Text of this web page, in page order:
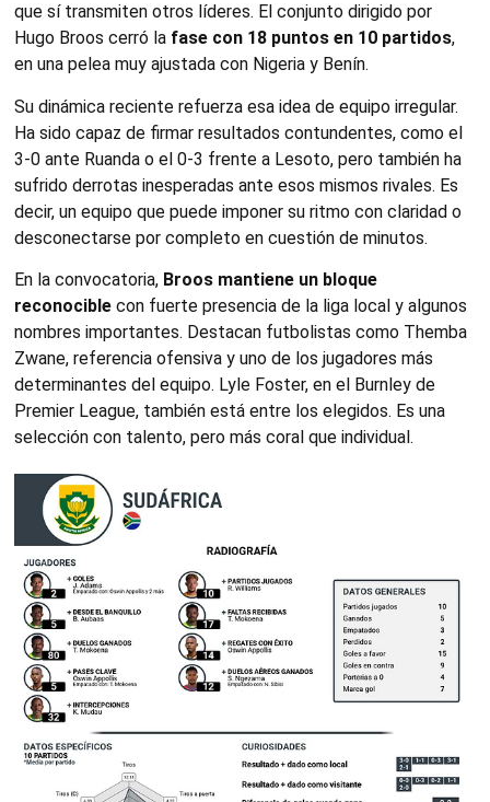
que sí transmiten otros líderes. El conjunto dirigido por
Hugo Broos cerró la fase con 18 puntos en 10 partidos,
en una pelea muy ajustada con Nigeria y Benín.
Su dinámica reciente refuerza esa idea de equipo irregular.
Ha sido capaz de firmar resultados contundentes, como el
3-0 ante Ruanda o el 0-3 frente a Lesoto, pero también ha
sufrido derrotas inesperadas ante esos mismos rivales. Es
decir, un equipo que puede imponer su ritmo con claridad o
desconectarse por completo en cuestión de minutos.
En la convocatoria, Broos mantiene un bloque
reconocible con fuerte presencia de la liga local y algunos
nombres importantes. Destacan futbolistas como Themba
Zwane, referencia ofensiva y uno de los jugadores más
determinantes del equipo. Lyle Foster, en el Burnley de
Premier League, también está entre los elegidos. Es una
selección con talento, pero más coral que individual.